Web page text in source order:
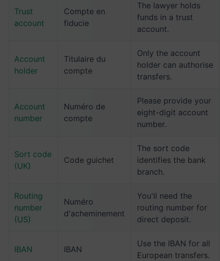
Trust
account
Compte en
fiducie
The lawyer holds
funds in a trust
account.
Account
holder
Titulaire du
compte
Only the account
holder can authorise
transfers.
Account
number
Numéro de
compte
Please provide your
eight-digit account
number.
Sort code
(UK)
Code guichet
The sort code
identifies the bank
branch.
Routing
number
(US)
Numéro
d'acheminement
You'll need the
routing number for
direct deposit.
IBAN IBAN
Use the IBAN for all
European transfers.